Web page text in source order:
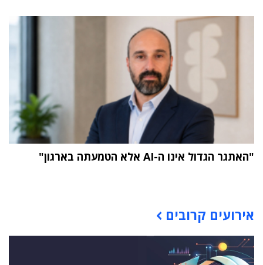
"האתגר הגדול אינו ה-AI אלא הטמעתה בארגון"
אירועים קרובים